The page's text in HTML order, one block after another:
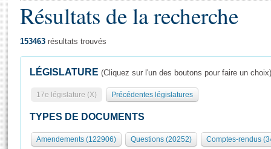
Présidence
577 députés
Séance publique
Commissions et autres organes
Général
Rôle et pouvoirs de l'Assemblée
Organisation de l'Assemblée
Visiter l'Assemblée
Visite virtuelle du palais Bourbon
Résultats de la recherche
153463 résultats trouvés
LÉGISLATURE (Cliquez sur l'un des boutons pour faire un choix)
17e législature (X) Précédentes législatures
TYPES DE DOCUMENTS
Amendements (122906) Questions (20252) Comptes-rendus